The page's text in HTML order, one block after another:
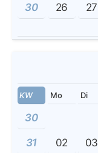
30 26 27
KW Mo Di
30
31 02 03